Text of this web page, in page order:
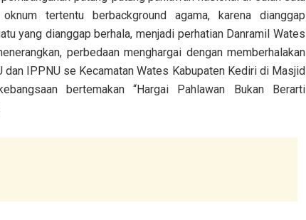
tertentu berbackground agama, karena dianggap
yang dianggap berhala, menjadi perhatian Danramil Wates
perbedaan menghargai dengan memberhalakan
IPPNU se Kecamatan Wates Kabupaten Kediri di Masjid
bertemakan “Hargai Pahlawan Bukan Berarti